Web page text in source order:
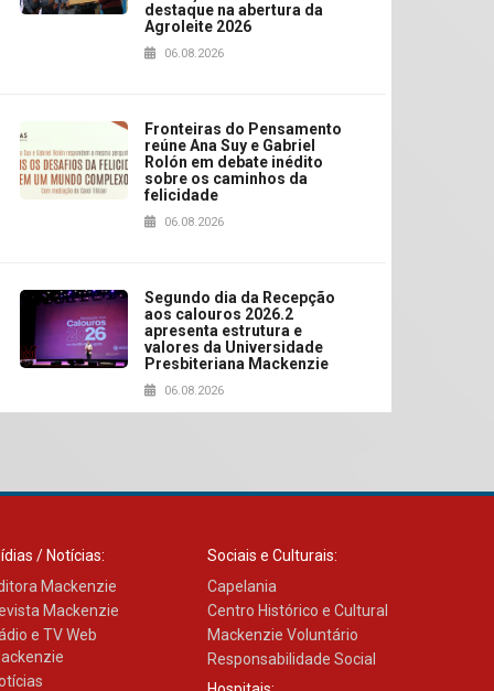
destaque na abertura da
Agroleite 2026
06.08.2026
Fronteiras do Pensamento
reúne Ana Suy e Gabriel
Rolón em debate inédito
sobre os caminhos da
felicidade
06.08.2026
Segundo dia da Recepção
aos calouros 2026.2
apresenta estrutura e
valores da Universidade
Presbiteriana Mackenzie
06.08.2026
homenageia artista
Universidade Mackenzie
realizará nova edição da
Feira EducationUSA
/ Notícias:
Mackenzie
Mackenzie
e TV Web
Sociais e Culturais:
Capelania
Centro Histórico e Cultural
Mackenzie Voluntário
Responsabilidade Social